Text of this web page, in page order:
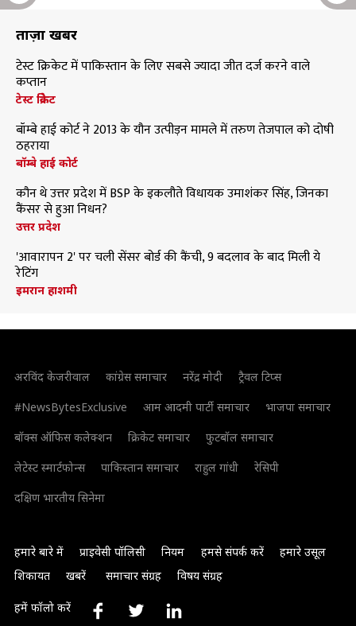
ताज़ा खबरें
टेस्ट क्रिकेट में पाकिस्तान के लिए सबसे ज्यादा जीत दर्ज करने वाले
कप्तान
टेस्ट क्रिकेट
बॉम्बे हाई कोर्ट ने 2013 के यौन उत्पीड़न मामले में तरुण तेजपाल को दोषी
ठहराया
बॉम्बे हाई कोर्ट
कौन थे उत्तर प्रदेश में BSP के इकलौते विधायक उमाशंकर सिंह, जिनका
कैंसर से हुआ निधन?
उत्तर प्रदेश
'आवारापन 2' पर चली सेंसर बोर्ड की कैंची, 9 बदलाव के बाद मिली ये
रेटिंग
इमरान हाशमी
अरविंद केजरीवाल कांग्रेस समाचार नरेंद्र मोदी
ट्रैवल टिप्स
#NewsBytesExclusive
आम आदमी पार्टी समाचार
भाजपा समाचार
बॉक्स ऑफिस कलेक्शन
क्रिकेट समाचार
फुटबॉल समाचार
लेटेस्ट स्मार्टफोन्स
पाकिस्तान समाचार राहुल गांधी
रेसिपी
दक्षिण भारतीय सिनेमा
हमारे बारे में प्राइवेसी पॉलिसी नियम हमसे संपर्क करें
हमारे उसूल
शिकायत
खबरें समाचार संग्रह विषय संग्रह
हमें फॉलो करें